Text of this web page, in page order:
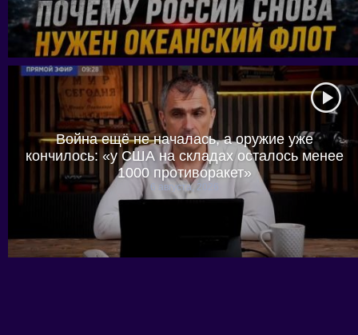
Война ещё не началась, а оружие уже
кончилось: «у США на складах осталось менее
1000 противоракет»
6 августа, 2026